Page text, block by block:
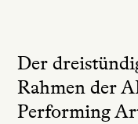
Der
Rahmen der
Performing